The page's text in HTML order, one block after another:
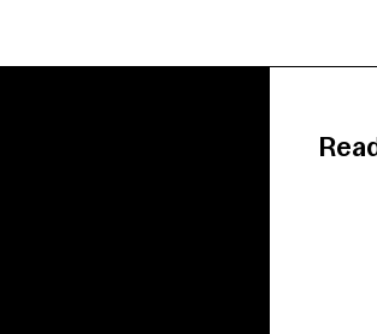
Read